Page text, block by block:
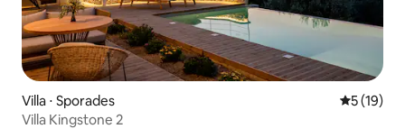
Villa ⋅ Sporades
5 (19)
Villa Kingstone 2